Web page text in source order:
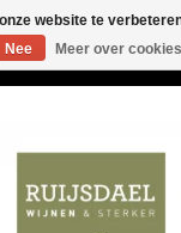
website te
Nee
Meer over